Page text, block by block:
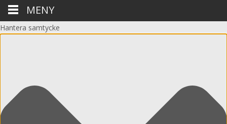
Hantera samtycke
MENY